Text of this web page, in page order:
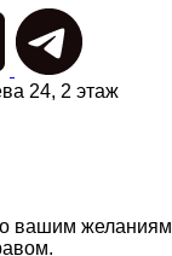
24, 2 этаж
вашим желаниям